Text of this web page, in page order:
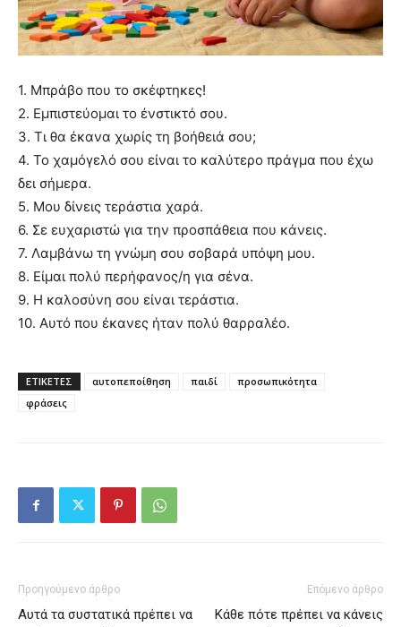
1. Μπράβο που το σκέφτηκες!
2. Εμπιστεύομαι το ένστικτό σου.
3. Τι θα έκανα χωρίς τη βοήθειά σου;
4. Το χαμόγελό σου είναι το καλύτερο πράγμα που έχω
δει σήμερα.
5. Μου δίνεις τεράστια χαρά.
6. Σε ευχαριστώ για την προσπάθεια που κάνεις.
7. Λαμβάνω τη γνώμη σου σοβαρά υπόψη μου.
8. Είμαι πολύ περήφανος/η για σένα.
9. Η καλοσύνη σου είναι τεράστια.
10. Αυτό που έκανες ήταν πολύ θαρραλέο.
ΕΤΙΚΕΤΕΣ αυτοπεποίθηση παιδί
προσωπικότητα
φράσεις
Προηγούμενο άρθρο
Αυτά τα συστατικά πρέπει να
Επόμενο άρθρο
Κάθε πότε πρέπει να κάνεις